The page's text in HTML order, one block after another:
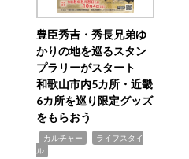
豊臣秀吉・秀長兄弟ゆ
かりの地を巡るスタン
プラリーがスタート
和歌山市内5カ所・近畿
6カ所を巡り限定グッズ
をもらおう
カルチャー
ライフスタイ
ル